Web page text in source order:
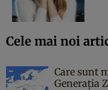
Cele mai noi
Care sunt
Generația